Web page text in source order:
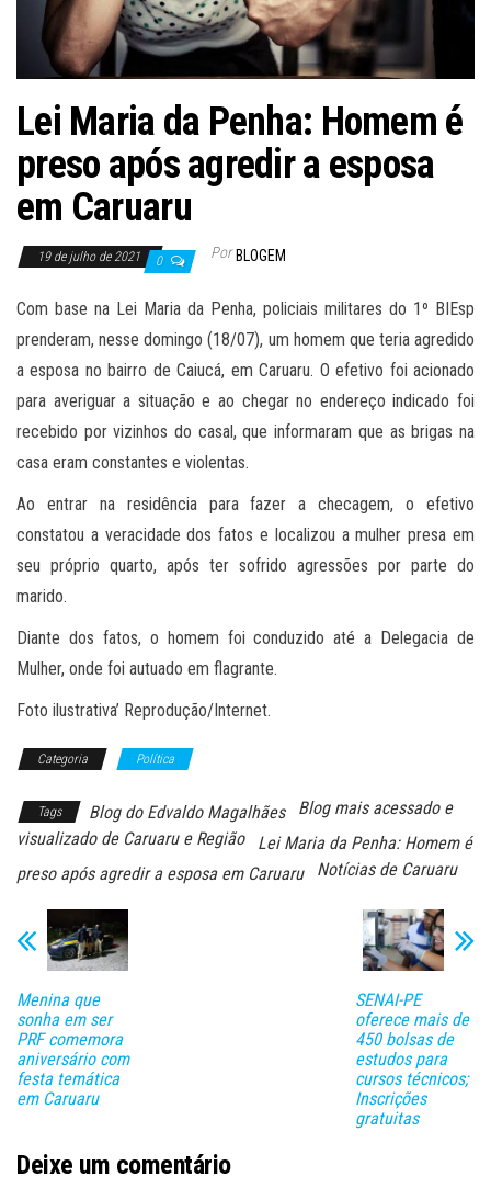
Lei Maria da Penha: Homem é
preso após agredir a esposa
em Caruaru
19 de julho de 2021 0 Por BLOGEM
Com base na Lei Maria da Penha, policiais militares do 1º BIEsp
prenderam, nesse domingo (18/07), um homem que teria agredido
a esposa no bairro de Caiucá, em Caruaru. O efetivo foi acionado
para averiguar a situação e ao chegar no endereço indicado foi
recebido por vizinhos do casal, que informaram que as brigas na
casa eram constantes e violentas.
Ao entrar na residência para fazer a checagem, o efetivo
constatou a veracidade dos fatos e localizou a mulher presa em
seu próprio quarto, após ter sofrido agressões por parte do
marido.
Diante dos fatos, o homem foi conduzido até a Delegacia de
Mulher, onde foi autuado em flagrante.
Foto ilustrativa’ Reprodução/Internet.
Categoria Política
Tags Blog do Edvaldo Magalhães
Blog mais acessado e
visualizado de Caruaru e Região
Lei Maria da Penha: Homem é
preso após agredir a esposa em Caruaru
Notícias de Caruaru
Menina que
sonha em ser
PRF comemora
aniversário com
festa temática
em Caruaru
SENAI-PE
oferece mais de
450 bolsas de
estudos para
cursos técnicos;
Inscrições
gratuitas
Deixe um comentário